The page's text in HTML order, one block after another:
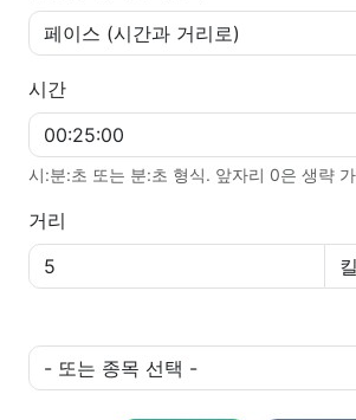
시간
시:분:초 또는 분:초 형식. 앞자리 0은 생략
거리